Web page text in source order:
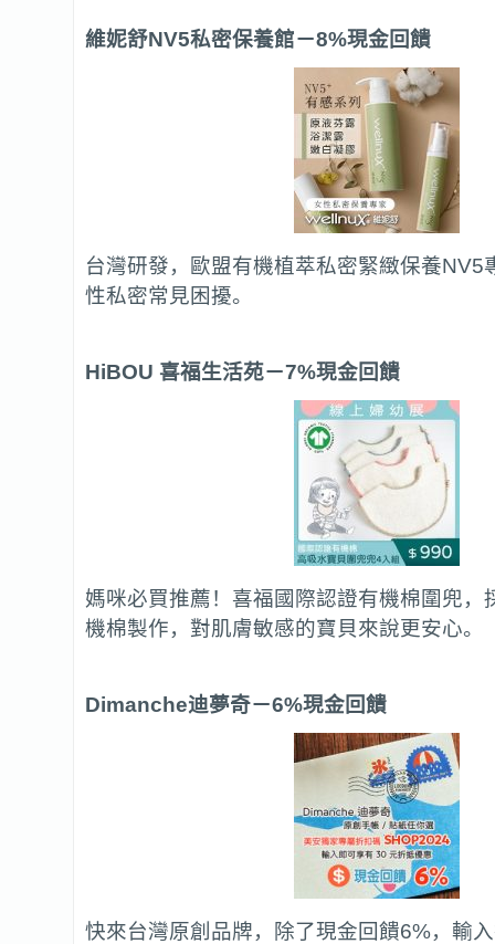
維妮舒NV5私密保養館－8%現金回饋
台灣研發，歐盟有機植萃私密緊緻保養NV5
性私密常見困擾。
HiBOU 喜福生活苑－7%現金回饋
媽咪必買推薦！喜福國際認證有機棉圍兜，
機棉製作，對肌膚敏感的寶貝來說更安心。
Dimanche迪夢奇－6%現金回饋
快來台灣原創品牌，除了現金回饋6%，輸